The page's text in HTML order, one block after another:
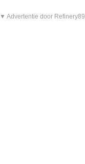
▼ Advertentie door Refinery89